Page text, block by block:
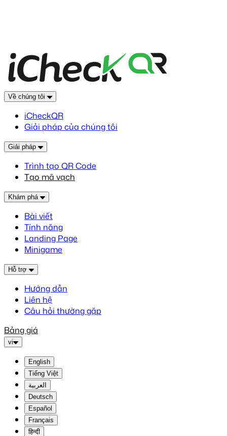
Về chúng tôi
iCheckQR
Giải pháp của chúng tôi
Giải pháp
Trình tạo QR Code
Tạo mã vạch
Khám phá
Bài viết
Tính năng
Landing Page
Minigame
Hỗ trợ
Hướng dẫn
Liên hệ
Câu hỏi thường gặp
Bảng giá
vi
English
Tiếng Việt
العربية
Deutsch
Español
Français
हिन्दी